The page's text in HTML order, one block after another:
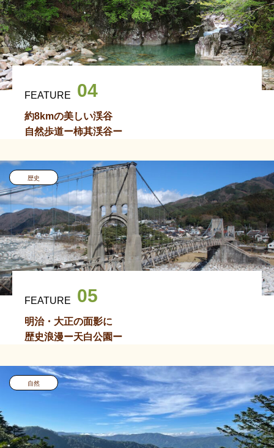
FEATURE 04
約8kmの美しい渓谷
自然歩道ー柿其渓谷ー
歴史
FEATURE 05
明治・大正の面影に
歴史浪漫ー天白公園ー
自然